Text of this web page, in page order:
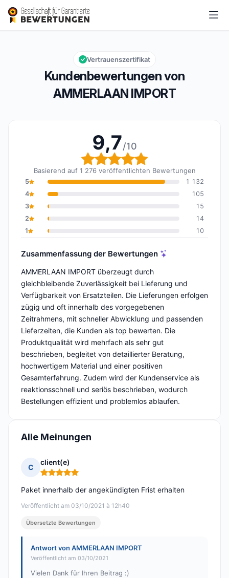
AMMERLAAN IMPORT
Gesamtbewertung: 9,7 von 10
9,7/10
Kundenbewertungen von
AMMERLAAN IMPORT
Vertrauenszertifikat
9,7/10
Gesamtbewertung: 9,7
Basierend auf 1 276 veröffentlichten Bewertungen
5
1 132
4
105
3
15
2
14
1
10
Zusammenfassung der Bewertungen
AMMERLAAN IMPORT überzeugt durch
gleichbleibende Zuverlässigkeit bei Lieferung und
Verfügbarkeit von Ersatzteilen. Die Lieferungen erfolgen
zügig und oft innerhalb des vorgegebenen
Zeitrahmens, mit schneller Abwicklung und passenden
Lieferzeiten, die Kunden als top bewerten. Die
Produktqualität wird mehrfach als sehr gut
beschrieben, begleitet von detaillierter Beratung,
hochwertigem Material und einer positiven
Gesamterfahrung. Zudem wird der Kundenservice als
reaktionsschnell und seriös beschrieben, wodurch
Bestellungen effizient und problemlos ablaufen.
Alle Meinungen
C
client(e)
Hinweis: 5 von 5
Veröffentlicht am 03/10/2021 à 12h40
Paket innerhalb der angekündigten Frist erhalten
Übersetzte Bewertungen
Antwort von AMMERLAAN IMPORT
Veröffentlicht am 03/10/2021
Vielen Dank für Ihren Beitrag :)